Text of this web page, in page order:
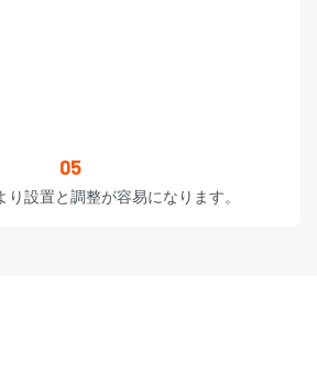
05
り設置と調整が容易になります。